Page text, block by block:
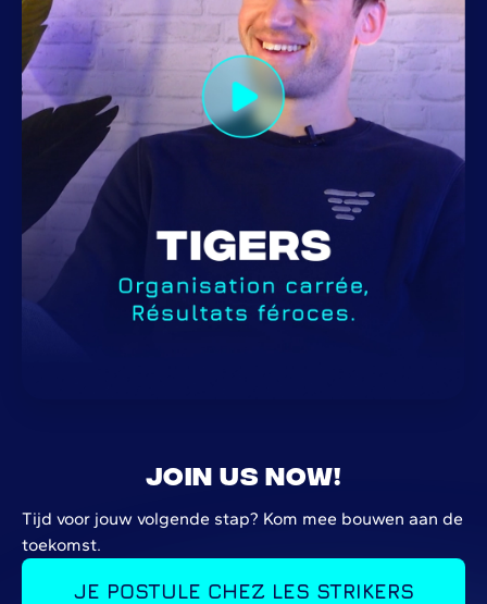
Join us now!
Tijd voor jouw volgende stap? Kom mee bouwen aan de
toekomst.
JE POSTULE CHEZ LES STRIKERS